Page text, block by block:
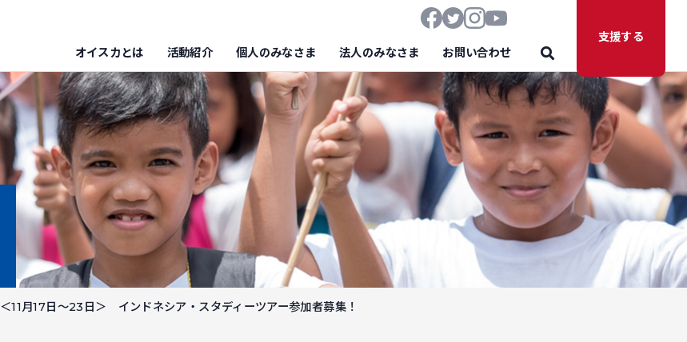
オイスカとは 活動紹介 個人のみなさま 法人のみなさま お問い合わせ
支援する
＜11月17日～23日＞ インドネシア・スタディーツアー参加者募集！